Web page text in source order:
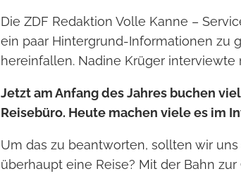
Die ZDF Redaktion Volle Kanne –
ein paar Hintergrund-Informationen zu
hereinfallen. Nadine Krüger interviewte
Jetzt am Anfang des Jahres buchen
Reisebüro. Heute machen viele es im
Um das zu beantworten, sollten wir
überhaupt eine Reise? Mit der Bahn